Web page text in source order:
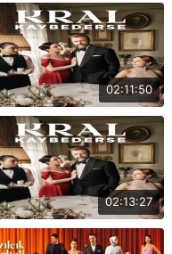
02:11:50
02:13:27